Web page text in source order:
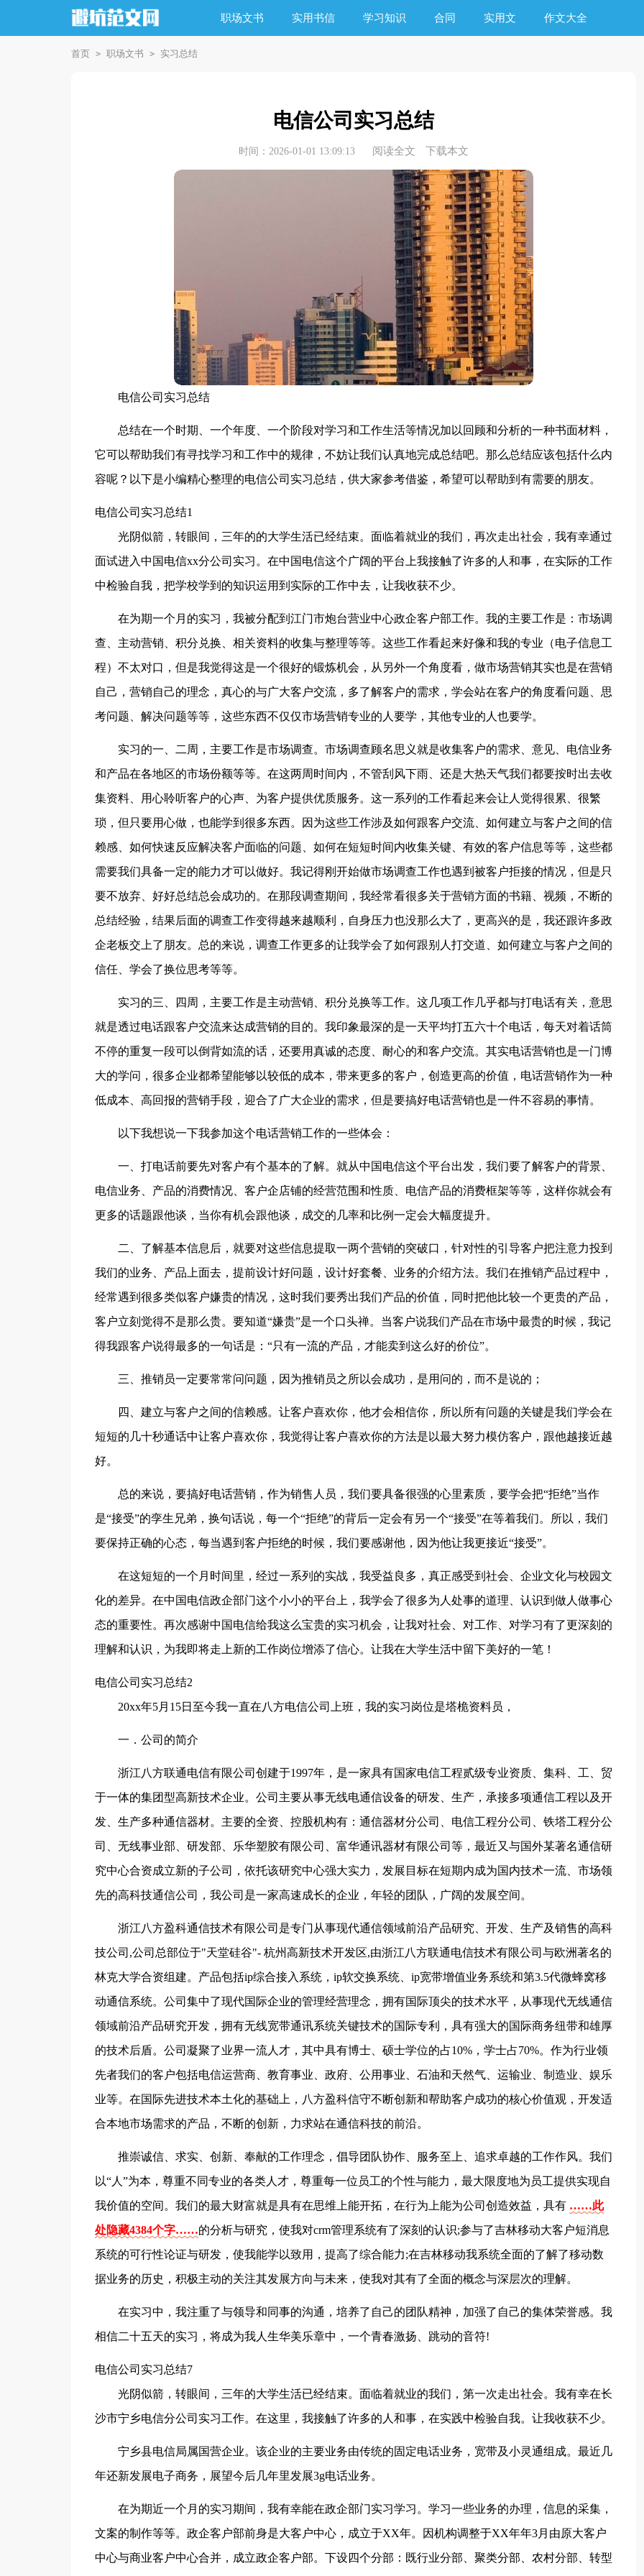
职场文书 实用书信 学习知识 合同 实用文 作文大全
首页 > 职场文书 > 实习总结
电信公司实习总结
时间：2026-01-01 13:09:13 阅读全文 下载本文
电信公司实习总结
总结在一个时期、一个年度、一个阶段对学习和工作生活等情况加以回顾和分析的一种书面材料，
它可以帮助我们有寻找学习和工作中的规律，不妨让我们认真地完成总结吧。那么总结应该包括什么内
容呢？以下是小编精心整理的电信公司实习总结，供大家参考借鉴，希望可以帮助到有需要的朋友。
电信公司实习总结1
光阴似箭，转眼间，三年的的大学生活已经结束。面临着就业的我们，再次走出社会，我有幸通过
面试进入中国电信xx分公司实习。在中国电信这个广阔的平台上我接触了许多的人和事，在实际的工作
中检验自我，把学校学到的知识运用到实际的工作中去，让我收获不少。
在为期一个月的实习，我被分配到江门市炮台营业中心政企客户部工作。我的主要工作是：市场调
查、主动营销、积分兑换、相关资料的收集与整理等等。这些工作看起来好像和我的专业（电子信息工
程）不太对口，但是我觉得这是一个很好的锻炼机会，从另外一个角度看，做市场营销其实也是在营销
自己，营销自己的理念，真心的与广大客户交流，多了解客户的需求，学会站在客户的角度看问题、思
考问题、解决问题等等，这些东西不仅仅市场营销专业的人要学，其他专业的人也要学。
实习的一、二周，主要工作是市场调查。市场调查顾名思义就是收集客户的需求、意见、电信业务
和产品在各地区的市场份额等等。在这两周时间内，不管刮风下雨、还是大热天气我们都要按时出去收
集资料、用心聆听客户的心声、为客户提供优质服务。这一系列的工作看起来会让人觉得很累、很繁
琐，但只要用心做，也能学到很多东西。因为这些工作涉及如何跟客户交流、如何建立与客户之间的信
赖感、如何快速反应解决客户面临的问题、如何在短短时间内收集关键、有效的客户信息等等，这些都
需要我们具备一定的能力才可以做好。我记得刚开始做市场调查工作也遇到被客户拒接的情况，但是只
要不放弃、好好总结总会成功的。在那段调查期间，我经常看很多关于营销方面的书籍、视频，不断的
总结经验，结果后面的调查工作变得越来越顺利，自身压力也没那么大了，更高兴的是，我还跟许多政
企老板交上了朋友。总的来说，调查工作更多的让我学会了如何跟别人打交道、如何建立与客户之间的
信任、学会了换位思考等等。
实习的三、四周，主要工作是主动营销、积分兑换等工作。这几项工作几乎都与打电话有关，意思
就是透过电话跟客户交流来达成营销的目的。我印象最深的是一天平均打五六十个电话，每天对着话筒
不停的重复一段可以倒背如流的话，还要用真诚的态度、耐心的和客户交流。其实电话营销也是一门博
大的学问，很多企业都希望能够以较低的成本，带来更多的客户，创造更高的价值，电话营销作为一种
低成本、高回报的营销手段，迎合了广大企业的需求，但是要搞好电话营销也是一件不容易的事情。
以下我想说一下我参加这个电话营销工作的一些体会：
一、打电话前要先对客户有个基本的了解。就从中国电信这个平台出发，我们要了解客户的背景、
电信业务、产品的消费情况、客户企店铺的经营范围和性质、电信产品的消费框架等等，这样你就会有
更多的话题跟他谈，当你有机会跟他谈，成交的几率和比例一定会大幅度提升。
二、了解基本信息后，就要对这些信息提取一两个营销的突破口，针对性的引导客户把注意力投到
我们的业务、产品上面去，提前设计好问题，设计好套餐、业务的介绍方法。我们在推销产品过程中，
经常遇到很多类似客户嫌贵的情况，这时我们要秀出我们产品的价值，同时把他比较一个更贵的产品，
客户立刻觉得不是那么贵。要知道“嫌贵”是一个口头禅。当客户说我们产品在市场中最贵的时候，我记
得我跟客户说得最多的一句话是：“只有一流的产品，才能卖到这么好的价位”。
三、推销员一定要常常问问题，因为推销员之所以会成功，是用问的，而不是说的；
四、建立与客户之间的信赖感。让客户喜欢你，他才会相信你，所以所有问题的关键是我们学会在
短短的几十秒通话中让客户喜欢你，我觉得让客户喜欢你的方法是以最大努力模仿客户，跟他越接近越
好。
总的来说，要搞好电话营销，作为销售人员，我们要具备很强的心里素质，要学会把“拒绝”当作
是“接受”的孪生兄弟，换句话说，每一个“拒绝”的背后一定会有另一个“接受”在等着我们。所以，我们
要保持正确的心态，每当遇到客户拒绝的时候，我们要感谢他，因为他让我更接近“接受”。
在这短短的一个月时间里，经过一系列的实战，我受益良多，真正感受到社会、企业文化与校园文
化的差异。在中国电信政企部门这个小小的平台上，我学会了很多为人处事的道理、认识到做人做事心
态的重要性。再次感谢中国电信给我这么宝贵的实习机会，让我对社会、对工作、对学习有了更深刻的
理解和认识，为我即将走上新的工作岗位增添了信心。让我在大学生活中留下美好的一笔！
电信公司实习总结2
20xx年5月15日至今我一直在八方电信公司上班，我的实习岗位是塔桅资料员，
一．公司的简介
浙江八方联通电信有限公司创建于1997年，是一家具有国家电信工程贰级专业资质、集科、工、贸
于一体的集团型高新技术企业。公司主要从事无线电通信设备的研发、生产，承接多项通信工程以及开
发、生产多种通信器材。主要的全资、控股机构有：通信器材分公司、电信工程分公司、铁塔工程分公
司、无线事业部、研发部、乐华塑胶有限公司、富华通讯器材有限公司等，最近又与国外某著名通信研
究中心合资成立新的子公司，依托该研究中心强大实力，发展目标在短期内成为国内技术一流、市场领
先的高科技通信公司，我公司是一家高速成长的企业，年轻的团队，广阔的发展空间。
浙江八方盈科通信技术有限公司是专门从事现代通信领域前沿产品研究、开发、生产及销售的高科
技公司,公司总部位于"天堂硅谷"- 杭州高新技术开发区,由浙江八方联通电信技术有限公司与欧洲著名的
林克大学合资组建。产品包括ip综合接入系统，ip软交换系统、ip宽带增值业务系统和第3.5代微蜂窝移
动通信系统。公司集中了现代国际企业的管理经营理念，拥有国际顶尖的技术水平，从事现代无线通信
领域前沿产品研究开发，拥有无线宽带通讯系统关键技术的国际专利，具有强大的国际商务纽带和雄厚
的技术后盾。公司凝聚了业界一流人才，其中具有博士、硕士学位的占10%，学士占70%。作为行业领
先者我们的客户包括电信运营商、教育事业、政府、公用事业、石油和天然气、运输业、制造业、娱乐
业等。在国际先进技术本土化的基础上，八方盈科信守不断创新和帮助客户成功的核心价值观，开发适
合本地市场需求的产品，不断的创新，力求站在通信科技的前沿。
推崇诚信、求实、创新、奉献的工作理念，倡导团队协作、服务至上、追求卓越的工作作风。我们
以“人”为本，尊重不同专业的各类人才，尊重每一位员工的个性与能力，最大限度地为员工提供实现自
我价值的空间。我们的最大财富就是具有在思维上能开拓，在行为上能为公司创造效益，具有 ……此
处隐藏4384个字……的分析与研究，使我对crm管理系统有了深刻的认识;参与了吉林移动大客户短消息
系统的可行性论证与研发，使我能学以致用，提高了综合能力;在吉林移动我系统全面的了解了移动数
据业务的历史，积极主动的关注其发展方向与未来，使我对其有了全面的概念与深层次的理解。
在实习中，我注重了与领导和同事的沟通，培养了自己的团队精神，加强了自己的集体荣誉感。我
相信二十五天的实习，将成为我人生华美乐章中，一个青春激扬、跳动的音符!
电信公司实习总结7
光阴似箭，转眼间，三年的大学生活已经结束。面临着就业的我们，第一次走出社会。我有幸在长
沙市宁乡电信分公司实习工作。在这里，我接触了许多的人和事，在实践中检验自我。让我收获不少。
宁乡县电信局属国营企业。该企业的主要业务由传统的固定电话业务，宽带及小灵通组成。最近几
年还新发展电子商务，展望今后几年里发展3g电话业务。
在为期近一个月的实习期间，我有幸能在政企部门实习学习。学习一些业务的办理，信息的采集，
文案的制作等等。政企客户部前身是大客户中心，成立于XX年。因机构调整于XX年年3月由原大客户
中心与商业客户中心合并，成立政企客户部。下设四个分部：既行业分部、聚类分部、农村分部、转型